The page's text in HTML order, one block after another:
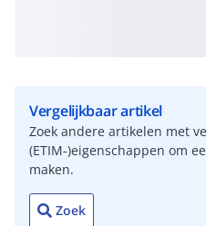
Vergelijkbaar artikel
Zoek andere artikelen met
(ETIM-)eigenschappen om
maken.
Zoek